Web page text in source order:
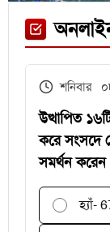
শনিবার
উত্থাপিত
করে সংসদে
সমর্থন
হ্যাঁ-